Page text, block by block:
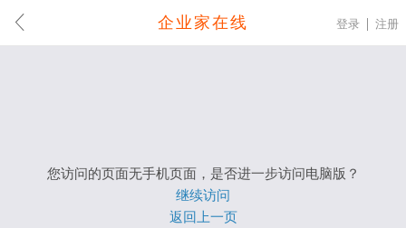
企业家在线 登录 注册
您访问的页面无手机页面，是否进一步访问电脑版？
继续访问
返回上一页